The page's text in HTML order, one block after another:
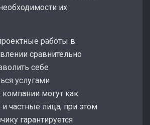
их
работы в
сравнительно
себе
услугами
компании могут как
и частные лица, при этом
гарантируется